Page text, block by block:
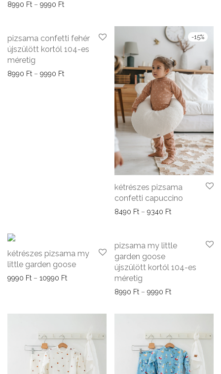
8990 Ft – 9990 FtÁrtartomány: 8990 Ft - 9990 Ft
pizsama confetti fehér
újszülött kortól 104-es
méretig
8990 Ft – 9990 FtÁrtartomány: 8990 Ft - 9990 Ft
-15%
kétrészes pizsama
confetti capuccino
8490 Ft – 9340 FtÁrtartomány:
kétrészes pizsama my
little garden goose
9990 Ft – 10990 FtÁrtartomány: 9990 Ft - 10990 Ft
pizsama my little
garden goose
újszülött kortól 104-es
méretig
8990 Ft – 9990 FtÁrtartomány: